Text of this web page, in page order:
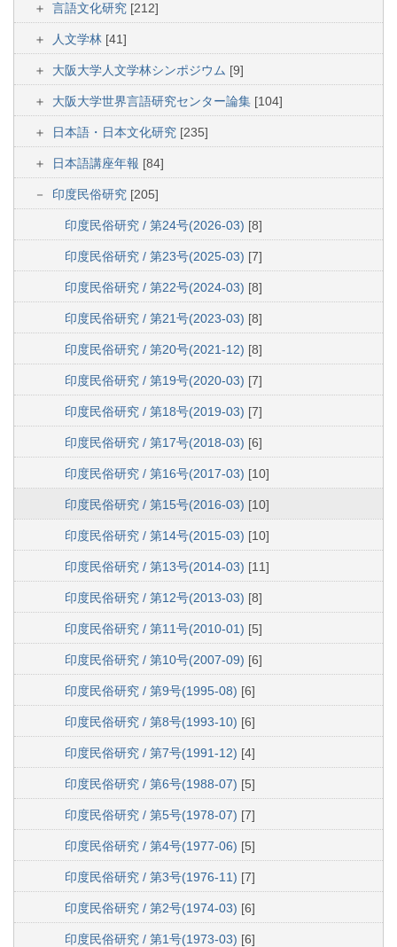
言語文化研究 [212]
人文学林 [41]
大阪大学人文学林シンポジウム [9]
大阪大学世界言語研究センター論集 [104]
日本語・日本文化研究 [235]
日本語講座年報 [84]
印度民俗研究 [205]
印度民俗研究 / 第24号(2026-03) [8]
印度民俗研究 / 第23号(2025-03) [7]
印度民俗研究 / 第22号(2024-03) [8]
印度民俗研究 / 第21号(2023-03) [8]
印度民俗研究 / 第20号(2021-12) [8]
印度民俗研究 / 第19号(2020-03) [7]
印度民俗研究 / 第18号(2019-03) [7]
印度民俗研究 / 第17号(2018-03) [6]
印度民俗研究 / 第16号(2017-03) [10]
印度民俗研究 / 第15号(2016-03) [10]
印度民俗研究 / 第14号(2015-03) [10]
印度民俗研究 / 第13号(2014-03) [11]
印度民俗研究 / 第12号(2013-03) [8]
印度民俗研究 / 第11号(2010-01) [5]
印度民俗研究 / 第10号(2007-09) [6]
印度民俗研究 / 第9号(1995-08) [6]
印度民俗研究 / 第8号(1993-10) [6]
印度民俗研究 / 第7号(1991-12) [4]
印度民俗研究 / 第6号(1988-07) [5]
印度民俗研究 / 第5号(1978-07) [7]
印度民俗研究 / 第4号(1977-06) [5]
印度民俗研究 / 第3号(1976-11) [7]
印度民俗研究 / 第2号(1974-03) [6]
印度民俗研究 / 第1号(1973-03) [6]